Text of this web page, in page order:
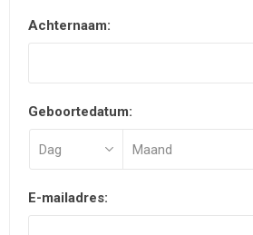
Achternaam:
Geboortedatum:
E-mailadres: